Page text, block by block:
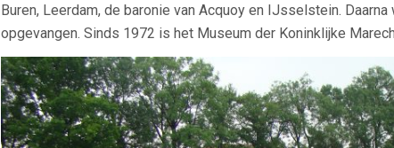
Buren, Leerdam, de baronie van Acquoy en IJsselstein.
opgevangen. Sinds 1972 is het Museum der Koninklijke